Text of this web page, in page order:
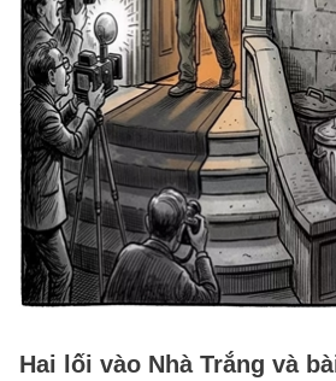
Hai lối vào Nhà Trắng và